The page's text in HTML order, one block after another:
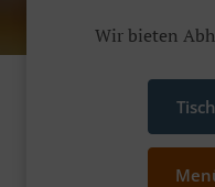
Wir bieten